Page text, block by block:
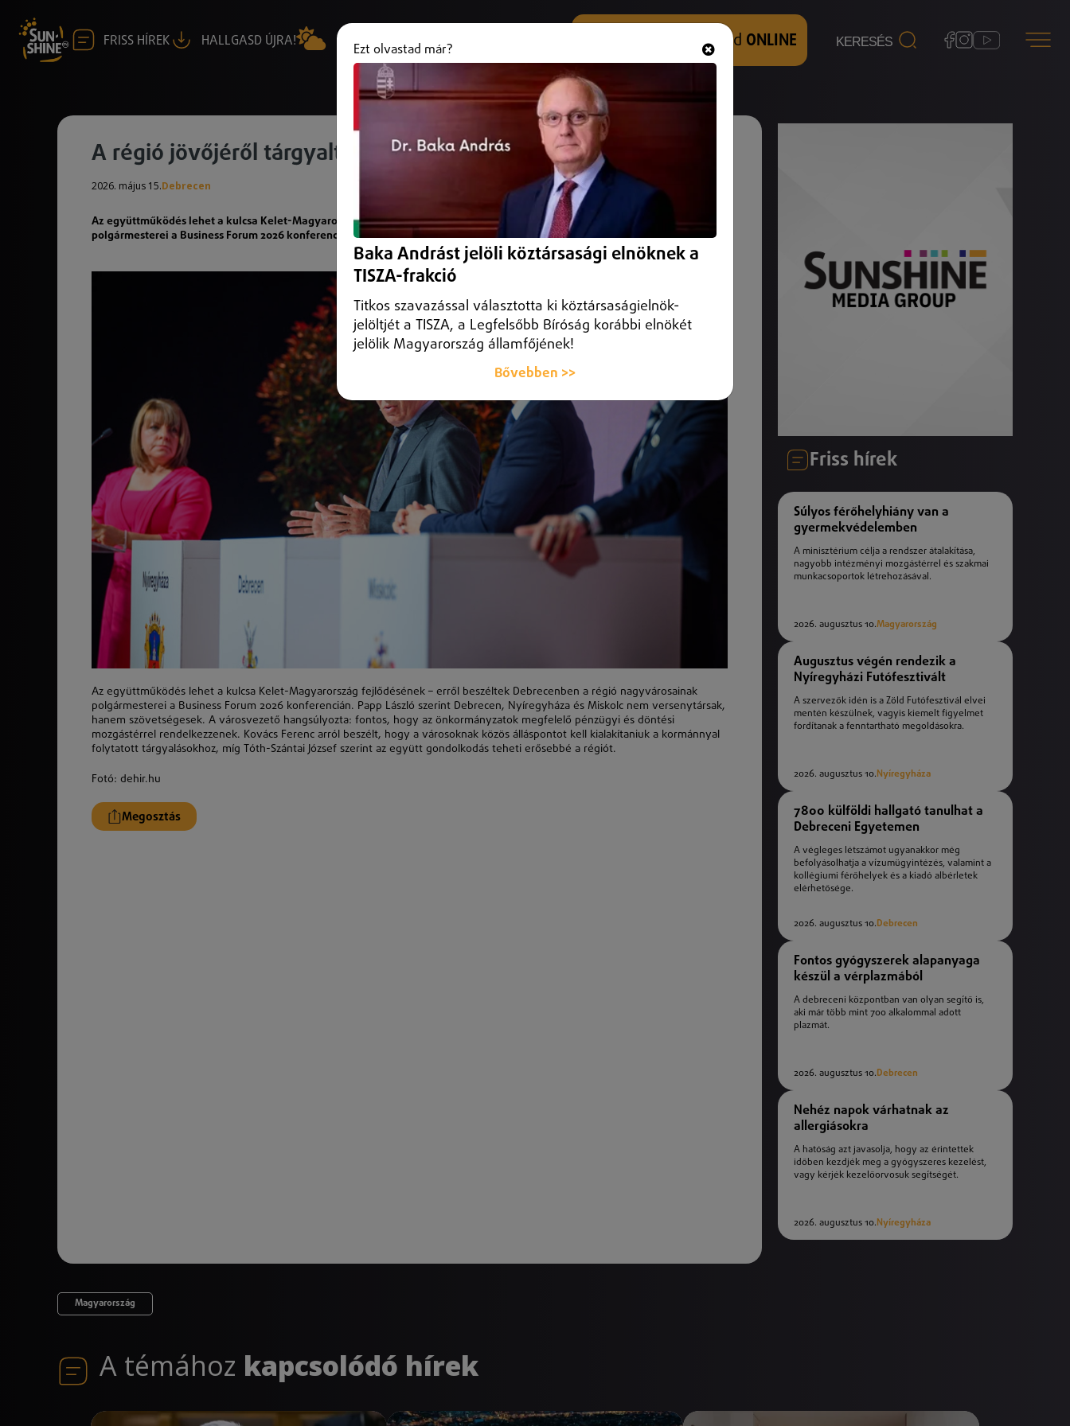
FRISS HÍREK HALLGASD ÚJRA! +36 (20) 316 3000 Hallgasd és nézd ONLINE
A régió jövőjéről tárgyaltak Debrecenben
2026. május 15.Debrecen
Az együttműködés lehet a kulcsa Kelet-Magyarország fejlődésének – erről beszéltek Debrecenben a régió nagyvárosainak
polgármesterei a Business Forum 2026 konferencián.
Az együttműködés lehet a kulcsa Kelet-Magyarország fejlődésének – erről beszéltek Debrecenben a régió nagyvárosainak
polgármesterei a Business Forum 2026 konferencián. Papp László szerint Debrecen, Nyíregyháza és Miskolc nem versenytársak,
hanem szövetségesek. A városvezető hangsúlyozta: fontos, hogy az önkormányzatok megfelelő pénzügyi és döntési
mozgástérrel rendelkezzenek. Kovács Ferenc arról beszélt, hogy a városoknak közös álláspontot kell kialakítaniuk a kormánnyal
folytatott tárgyalásokhoz, míg Tóth-Szántai József szerint az együtt gondolkodás teheti erősebbé a régiót.
Fotó: dehir.hu
Megosztás
Friss hírek
Súlyos férőhelyhiány van a
gyermekvédelemben
A minisztérium célja a rendszer átalakítása,
nagyobb intézményi mozgástérrel és szakmai
munkacsoportok létrehozásával.
2026. augusztus 10.Magyarország
Augusztus végén rendezik a
Nyíregyházi Futófesztivált
A szervezők idén is a Zöld Futófesztivál elvei
mentén készülnek, vagyis kiemelt figyelmet
fordítanak a fenntartható megoldásokra.
2026. augusztus 10. Nyíregyháza
7800 külföldi hallgató tanulhat a
Debreceni Egyetemen
A végleges létszámot ugyanakkor még
befolyásolhatja a vízumügyintézés, valamint a
kollégiumi férőhelyek és a kiadó albérletek
elérhetősége.
2026. augusztus 10.Debrecen
Fontos gyógyszerek alapanyaga
készül a vérplazmából
A debreceni központban van olyan segítő is,
aki már több mint 700 alkalommal adott
plazmát.
2026. augusztus 10.Debrecen
Nehéz napok várhatnak az
allergiásokra
A hatóság azt javasolja, hogy az érintettek
időben kezdjék meg a gyógyszeres kezelést,
vagy kérjék kezelőorvosuk segítségét.
2026. augusztus 10. Nyíregyháza
Magyarország
A témához kapcsolódó hírek
Ezt olvastad már?
Baka Andrást jelöli köztársasági elnöknek a
TISZA-frakció
Titkos szavazással választotta ki köztársaságielnök-
jelöltjét a TISZA, a Legfelsőbb Bíróság korábbi elnökét
jelölik Magyarország államfőjének!
Bővebben >>